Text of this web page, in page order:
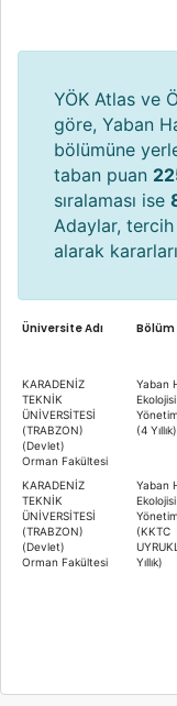
YÖK Atlas ve
göre, Yaban
bölümüne
taban puan
sıralaması ise
Adaylar,
alarak
Üniversite Adı Bölüm
KARADENİZ
TEKNİK
ÜNİVERSİTESİ
(TRABZON)
(Devlet)
Orman Fakültesi
Yaban
(4 Yıllık)
KARADENİZ
TEKNİK
ÜNİVERSİTESİ
(TRABZON)
(Devlet)
Orman Fakültesi
Yaban
(KKTC
Yıllık)